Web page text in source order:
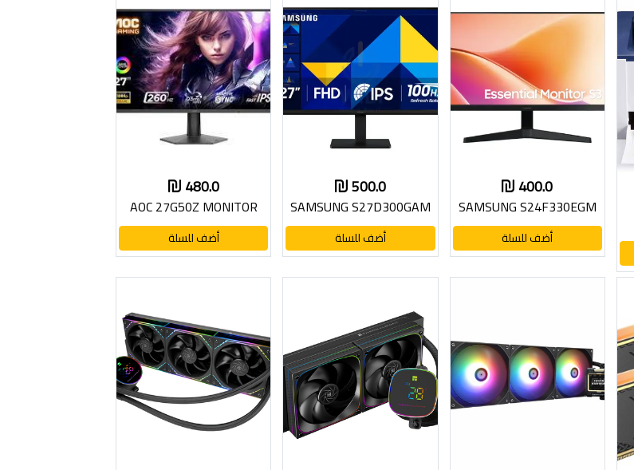
400.0
SAMSUNG S24F330EGM
أضف للسلة
500.0
SAMSUNG S27D300GAM
أضف للسلة
480.0
AOC 27G50Z MONITOR
أضف للسلة